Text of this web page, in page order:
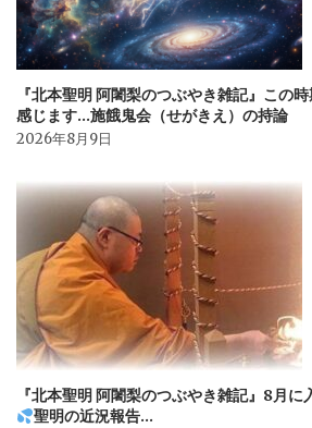
『北本聖明 阿闍梨のつぶやき雑記』この
感じます…施餓鬼会（せがきえ）の持論
2026年8月9日
『北本聖明 阿闍梨のつぶやき雑記』8月
聖明の近況報告…